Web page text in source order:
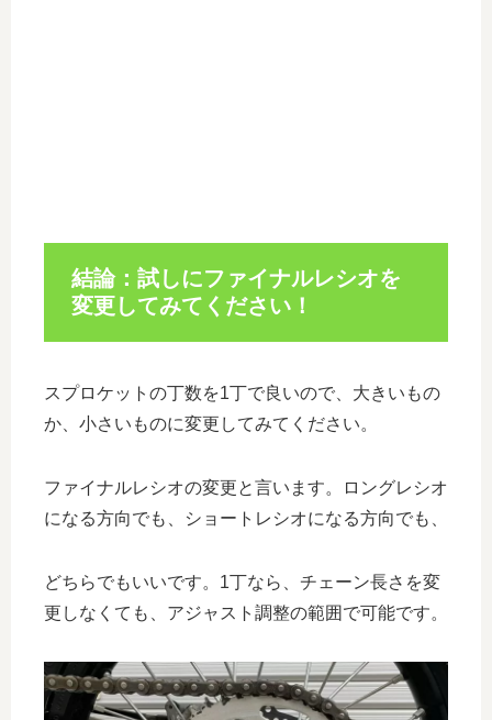
結論：試しにファイナルレシオを
変更してみてください！
スプロケットの丁数を1丁で良いので、大きいもの
か、小さいものに変更してみてください。
ファイナルレシオの変更と言います。ロングレシオ
になる方向でも、ショートレシオになる方向でも、
どちらでもいいです。1丁なら、チェーン長さを変
更しなくても、アジャスト調整の範囲で可能です。